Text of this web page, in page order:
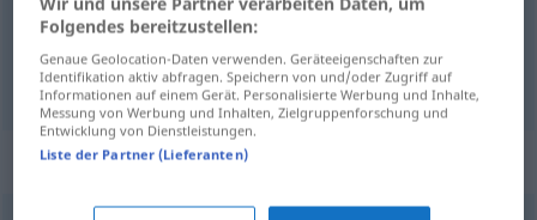
podnĕcovat<-nítit> inspirieren
Synonyme für "inspirieren"
Folgendes bereitzustellen:
Genaue Geolocation-Daten verwenden. Geräteeigenschaften zur
Identifikation aktiv abfragen. Speichern von und/oder Zugriff auf
Informationen auf einem Gerät. Personalisierte Werbung und Inhalte,
Messung von Werbung und Inhalten, Zielgruppenforschung und
Entwicklung von Dienstleistungen.
Liste der Partner (Lieferanten)